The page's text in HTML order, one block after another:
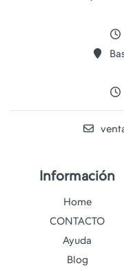
Información
Home
CONTACTO
Ayuda
Blog